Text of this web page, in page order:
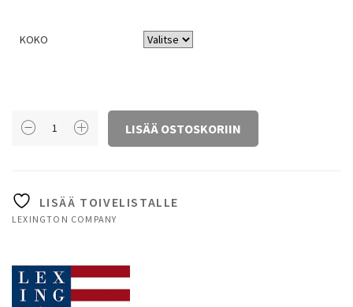
KOKO
LEXINGTON
CHOCOLATE
MÄÄRÄ
LISÄÄ OSTOSKORIIN
LISÄÄ TOIVELISTALLE
LEXINGTON COMPANY